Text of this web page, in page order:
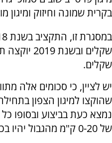
בקרית שמונה וחיזוק ומיגון
שקלים.
נמצא כעת בביצוע ובסופו
של 0-20 ק"מ מהגבול יהיו בכשירות ראויה.